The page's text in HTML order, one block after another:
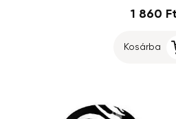
1 860 Ft
Kosárba